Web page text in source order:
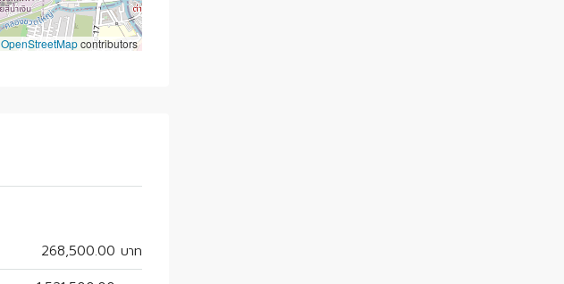
OpenStreetMapcontributors
268,500.00 บาท